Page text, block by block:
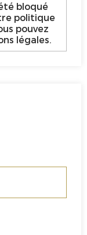
bloqué
politique
pouvez
légales.